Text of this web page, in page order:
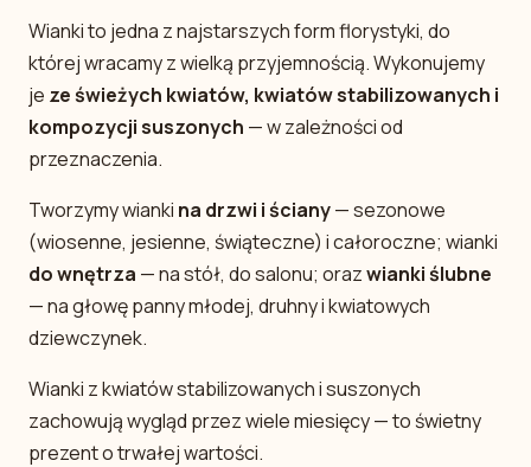
Wianki to jedna z najstarszych form florystyki, do
której wracamy z wielką przyjemnością. Wykonujemy
je ze świeżych kwiatów, kwiatów stabilizowanych i
kompozycji suszonych — w zależności od
przeznaczenia.
Tworzymy wianki na drzwi i ściany— sezonowe
(wiosenne, jesienne, świąteczne) i całoroczne; wianki
do wnętrza — na stół, do salonu; orazwianki ślubne
— na głowę panny młodej, druhny i kwiatowych
dziewczynek.
Wianki z kwiatów stabilizowanych i suszonych
zachowują wygląd przez wiele miesięcy — to świetny
prezent o trwałej wartości.